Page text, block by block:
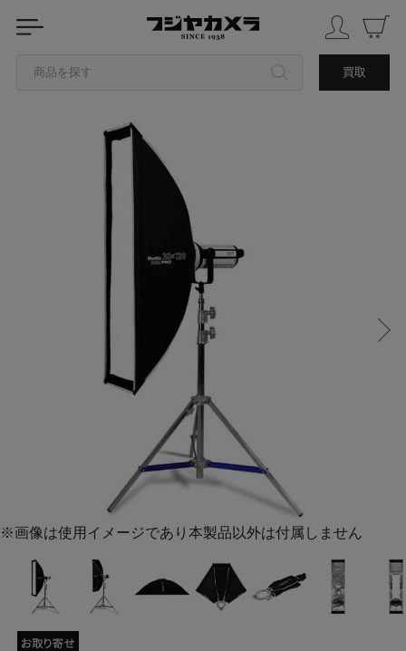
商品を探す 買取
カテゴリから探す
ブランドから探す
※画像は使用イメージであり本製品以外は付属しません